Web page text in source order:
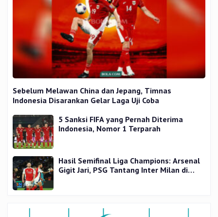
Sebelum Melawan China dan Jepang, Timnas
Indonesia Disarankan Gelar Laga Uji Coba
5 Sanksi FIFA yang Pernah Diterima
Indonesia, Nomor 1 Terparah
Hasil Semifinal Liga Champions: Arsenal
Gigit Jari, PSG Tantang Inter Milan di